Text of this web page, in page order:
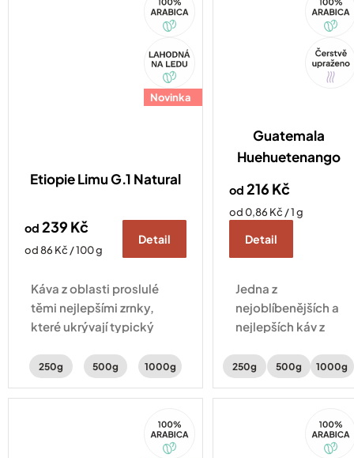
bylinky, med a
Arabica
Novinka
Etiopie Limu G.1 Natural
od 239 Kč
Měrná
od 86 Kč / 100 g
Detail
Káva z oblasti proslulé
těmi nejlepšími zrnky,
které ukrývají typický
doplňují tóny peckovin a
250g 500g 1000g
Tip
Arabica
Guatemala
Huehuetenango
od 216 Kč
Měrná
od 0,86 Kč / 1 g
Detail
Jedna z
nejoblíbenějších a
nejlepších káv z
chuti je to znát –
broskve, mandle a
250g 500g 1000g
Arabica
Arabica